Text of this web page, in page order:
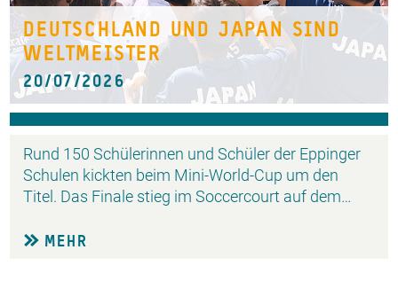
DEUTSCHLAND UND JAPAN SIND
WELTMEISTER
20/07/2026
Rund 150 Schülerinnen und Schüler der Eppinger
Schulen kickten beim Mini-World-Cup um den
Titel. Das Finale stieg im Soccercourt auf dem…
MEHR